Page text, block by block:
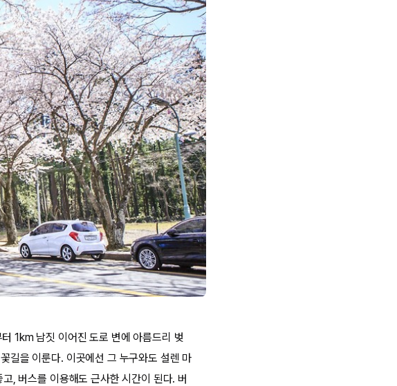
1km 남짓 이어진 도로 변에 아름드리 벚
길을 이룬다. 이곳에선 그 누구와도 설렌 마
, 버스를 이용해도 근사한 시간이 된다. 버